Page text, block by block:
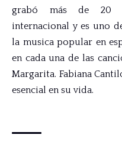
grabó más de 20
internacional y es uno
la musica popular en
en cada una de las
Margarita. Fabiana
esencial en su vida.